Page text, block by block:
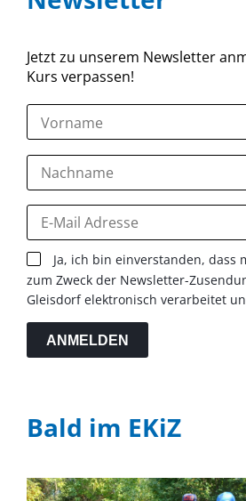
Jetzt zu unserem Newsletter
Kurs verpassen!
Ja, ich bin einverstanden, dass
zum Zweck der Newsletter-
Gleisdorf elektronisch verarbeitet
ANMELDEN
Bald im EKiZ